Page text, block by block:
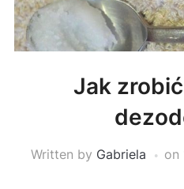
Jak
Written by Gabriela on